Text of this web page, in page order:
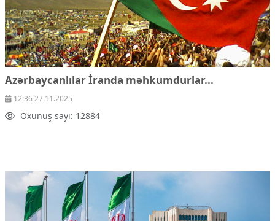
Azərbaycanlılar İranda məhkumdurlar...
12:36 27.11.2025
Oxunuş sayı: 12884